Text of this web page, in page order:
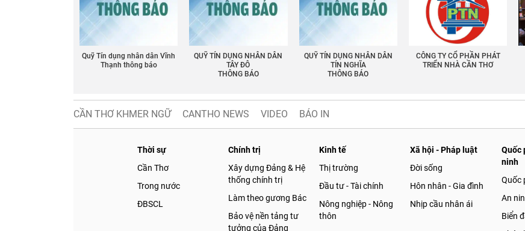
Quỹ Tín dụng nhân dân Vĩnh
Thạnh thông báo
QUỸ TÍN DỤNG NHÂN DÂN
TÂY ĐÔ
THÔNG BÁO
QUỸ TÍN DỤNG NHÂN DÂN
TÍN NGHĨA
THÔNG BÁO
CÔNG TY CỔ PHẦN PHÁT
TRIỂN NHÀ CẦN THƠ
CẦN THƠ KHMER NGỮ CANTHO NEWS VIDEO BÁO IN
Thời sự
Cần Thơ
Trong nước
ĐBSCL
Chính trị
Xây dựng Đảng & Hệ
thống chính trị
Làm theo gương Bác
Bảo vệ nền tảng tư
tưởng của Đảng
Kinh tế
Thị trường
Đầu tư - Tài chính
Nông nghiệp - Nông
thôn
Xã hội - Pháp luật
Đời sống
Hôn nhân - Gia đình
Nhịp cầu nhân ái
Quốc
ninh
Quốc
An
Biển